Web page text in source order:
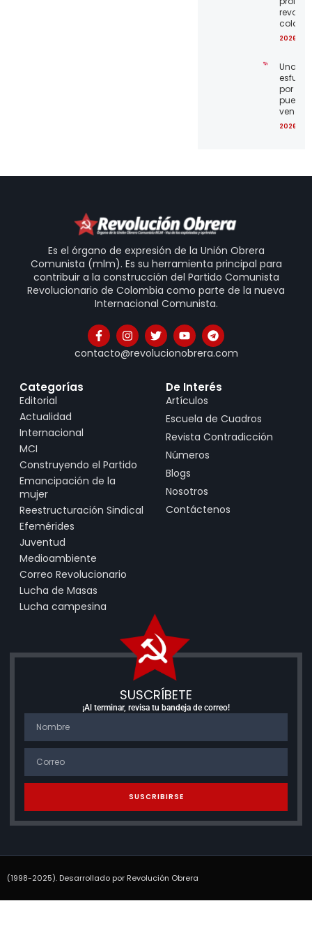
2026-
por el
pueblo
2026-
Es el órgano de expresión de la Unión Obrera
Comunista (mlm). Es su herramienta principal para
contribuir a la construcción del Partido Comunista
Revolucionario de Colombia como parte de la nueva
Internacional Comunista.
contacto@revolucionobrera.com
Categorías
Editorial
Actualidad
Internacional
MCI
Construyendo el Partido
Emancipación de la
mujer
Reestructuración Sindical
Efemérides
Juventud
Medioambiente
Correo Revolucionario
Lucha de Masas
Lucha campesina
De Interés
Artículos
Escuela de Cuadros
Revista Contradicción
Números
Blogs
Nosotros
Contáctenos
SUSCRÍBETE
¡Al terminar, revisa tu bandeja de correo!
SUSCRIBIRSE
(1998-2025). Desarrollado por Revolución Obrera